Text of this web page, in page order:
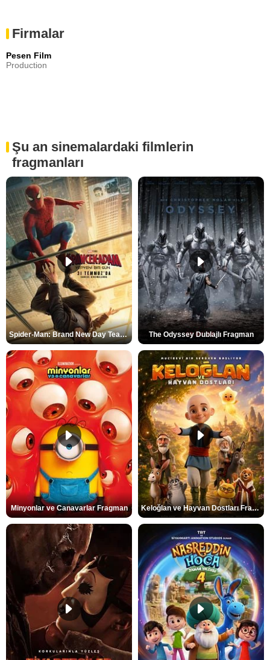
Firmalar
Pesen Film
Production
Şu an sinemalardaki filmlerin
fragmanları
Spider-Man: Brand New Day Teaser The Odyssey Dublajlı Fragman
Minyonlar ve Canavarlar Fragman Keloğlan ve Hayvan Dostları Fragman